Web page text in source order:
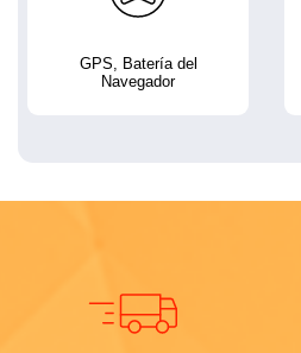
GPS, Batería del
Navegador